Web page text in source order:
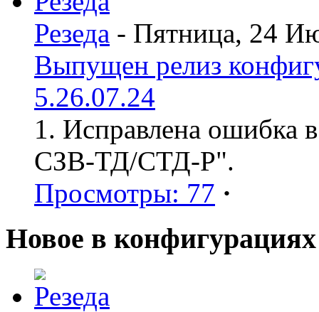
Резеда - Пятница, 24
Выпущен релиз
5.26.07.24
1. Исправлена ошибка
СЗВ-ТД/СТД-Р".
Просмотры: 77 ·
Новое в конфигурациях